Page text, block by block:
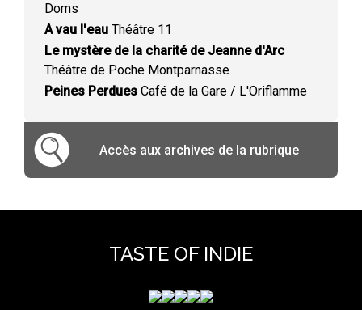
Doms
A vau l'eau Théâtre 11
Le mystère de la charité de Jeanne d'Arc
Théâtre de Poche Montparnasse
Peines Perdues Café de la Gare / L'Oriflamme
Accès aux archives de la rubrique
TASTE OF INDIE